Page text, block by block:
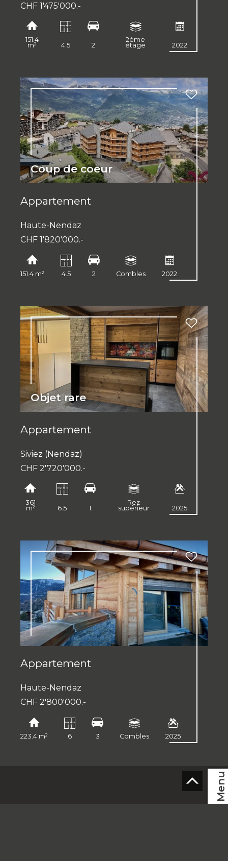
Menu
CHF 1'475'000.-
151.4
m² 4.5 2
2ème
étage 2022
Coup de coeur
Appartement
Haute-Nendaz
CHF 1'820'000.-
151.4 m² 4.5 2 Combles 2022
Objet rare
Appartement
Siviez (Nendaz)
CHF 2'720'000.-
361
m² 6.5 1
Rez
supérieur 2025
Appartement
Haute-Nendaz
CHF 2'800'000.-
223.4 m² 6 3 Combles 2025